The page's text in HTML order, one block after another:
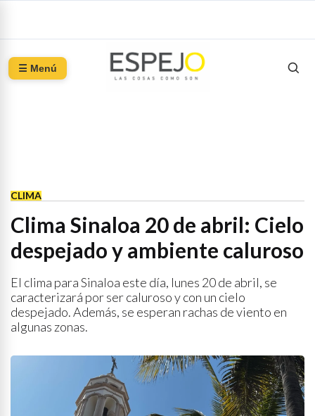
☰ Menú
CLIMA
Clima Sinaloa 20 de abril: Cielo
despejado y ambiente caluroso
El clima para Sinaloa este día, lunes 20 de abril, se
caracterizará por ser caluroso y con un cielo
despejado. Además, se esperan rachas de viento en
algunas zonas.